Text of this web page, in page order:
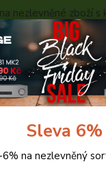
nezlevněné zboží s
O NÁS
POPTÁVKA
Audio
Sleva 6%
na nezlevněný